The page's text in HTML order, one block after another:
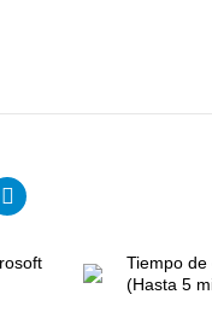
Tiempo
(Hasta 5